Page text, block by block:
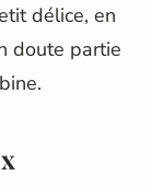
délice, en
doute partie